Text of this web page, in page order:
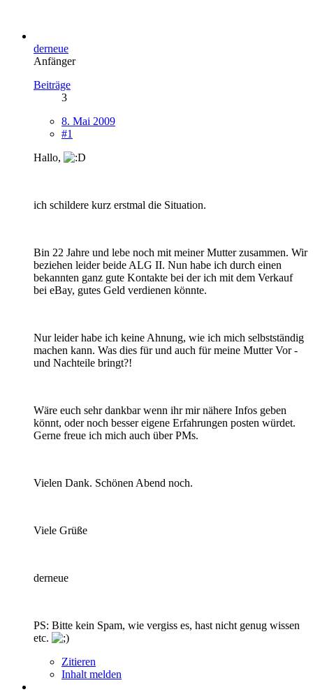
derneue
Anfänger
Beiträge
3
8. Mai 2009
#1
Hallo,
ich schildere kurz erstmal die Situation.
Bin 22 Jahre und lebe noch mit meiner Mutter zusammen. Wir
beziehen leider beide ALG II. Nun habe ich durch einen
bekannten ganz gute Kontakte bei der ich mit dem Verkauf
bei eBay, gutes Geld verdienen könnte.
Nur leider habe ich keine Ahnung, wie ich mich selbstständig
machen kann. Was dies für und auch für meine Mutter Vor -
und Nachteile bringt?!
Wäre euch sehr dankbar wenn ihr mir nähere Infos geben
könnt, oder noch besser eigene Erfahrungen posten würdet.
Gerne freue ich mich auch über PMs.
Vielen Dank. Schönen Abend noch.
Viele Grüße
derneue
PS: Bitte kein Spam, wie vergiss es, hast nicht genug wissen
etc.
Zitieren
Inhalt melden